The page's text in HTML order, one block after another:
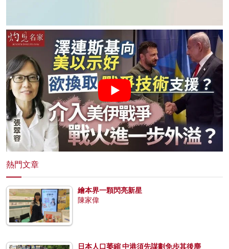
熱門文章
繪本界一顆閃亮新星
陳家偉
日本人口萎縮 中港須先謀劃免步其後塵